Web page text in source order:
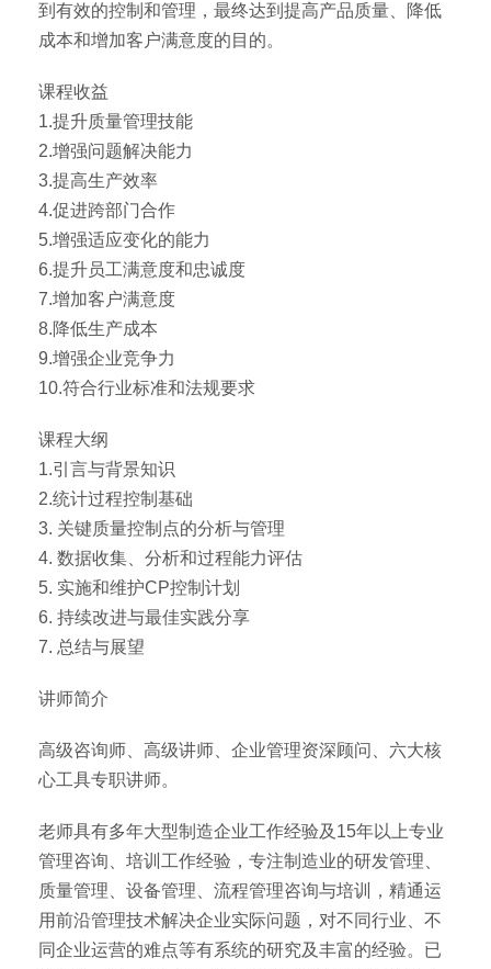
到有效的控制和管理，最终达到提高产品质量、降低
成本和增加客户满意度的目的。
课程收益
1.提升质量管理技能
2.增强问题解决能力
3.提高生产效率
4.促进跨部门合作
5.增强适应变化的能力
6.提升员工满意度和忠诚度
7.增加客户满意度
8.降低生产成本
9.增强企业竞争力
10.符合行业标准和法规要求
课程大纲
1.引言与背景知识
2.统计过程控制基础
3. 关键质量控制点的分析与管理
4. 数据收集、分析和过程能力评估
5. 实施和维护CP控制计划
6. 持续改进与最佳实践分享
7. 总结与展望
讲师简介
高级咨询师、高级讲师、企业管理资深顾问、六大核
心工具专职讲师。
老师具有多年大型制造企业工作经验及15年以上专业
管理咨询、培训工作经验，专注制造业的研发管理、
质量管理、设备管理、流程管理咨询与培训，精通运
用前沿管理技术解决企业实际问题，对不同行业、不
同企业运营的难点等有系统的研究及丰富的经验。已